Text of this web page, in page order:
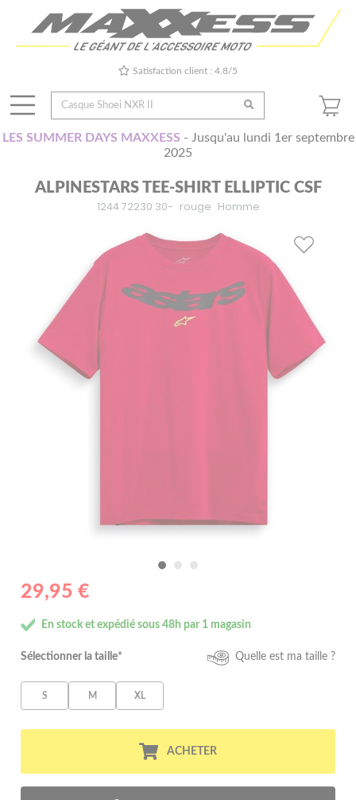
Satisfaction client : 4.8/5
LES SUMMER DAYS MAXXESS - Jusqu'au lundi 1er septembre
2025
ALPINESTARS TEE-SHIRT ELLIPTIC CSF
1244 72230 30- rouge Homme
29,95 €
En stock et expédié sous 48h par 1 magasin
Sélectionner la taille* Quelle est ma taille ?
S M XL
ACHETER